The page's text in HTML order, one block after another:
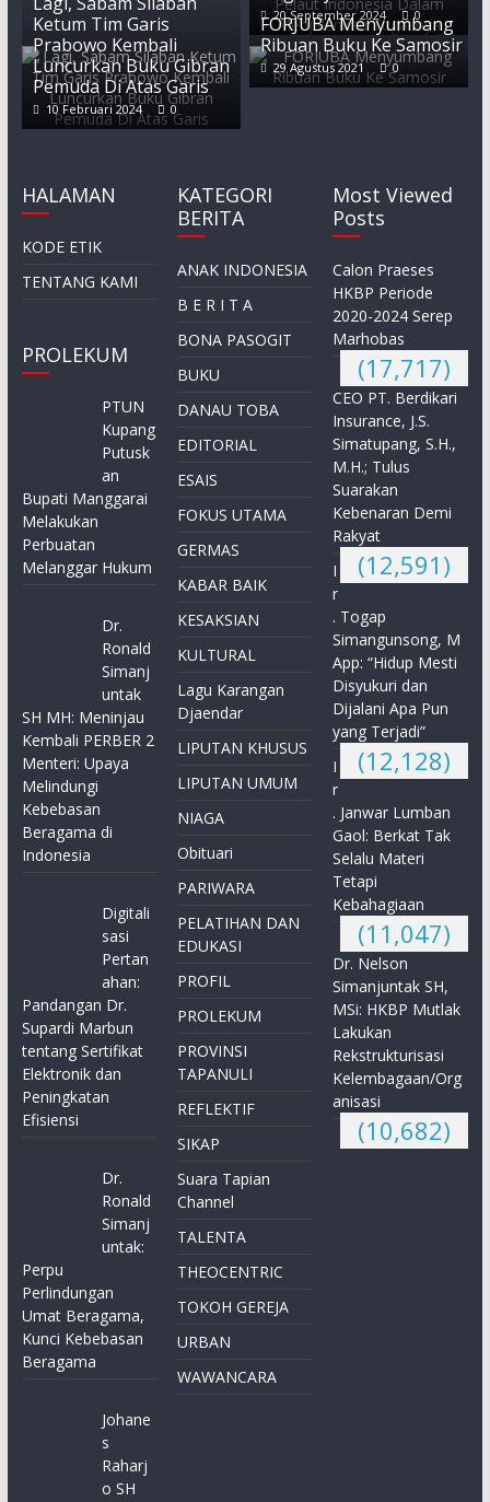
20 September 2024 0
Ketum Tim Garis
Prabowo Kembali
Luncurkan Buku Gibran
Pemuda Di Atas Garis
10 Februari 2024 0
FORJUBA Menyumbang
Ribuan Buku Ke Samosir
29 Agustus 2021 0
HALAMAN
KODE ETIK
TENTANG KAMI
PROLEKUM
PTUN
Kupang
Putusk
an
Bupati Manggarai
Melakukan
Perbuatan
Melanggar Hukum
Dr.
Ronald
Simanj
untak
SH MH: Meninjau
Kembali PERBER 2
Menteri: Upaya
Melindungi
Kebebasan
Beragama di
Indonesia
Digitali
sasi
Pertan
ahan:
Pandangan Dr.
Supardi Marbun
tentang Sertifikat
Elektronik dan
Peningkatan
Efisiensi
Dr.
Ronald
Simanj
untak:
Perpu
Perlindungan
Umat Beragama,
Kunci Kebebasan
Beragama
Johane
s
Raharj
o SH
KATEGORI
BERITA
ANAK INDONESIA
B E R I T A
BONA PASOGIT
BUKU
DANAU TOBA
EDITORIAL
ESAIS
FOKUS UTAMA
GERMAS
KABAR BAIK
KESAKSIAN
KULTURAL
Lagu Karangan
Djaendar
LIPUTAN KHUSUS
LIPUTAN UMUM
NIAGA
Obituari
PARIWARA
PELATIHAN DAN
EDUKASI
PROFIL
PROLEKUM
PROVINSI
TAPANULI
REFLEKTIF
SIKAP
Suara Tapian
Channel
TALENTA
THEOCENTRIC
TOKOH GEREJA
URBAN
WAWANCARA
Most Viewed
Posts
Calon Praeses
HKBP Periode
2020-2024 Serep
Marhobas
(17,717)
CEO PT. Berdikari
Insurance, J.S.
Simatupang, S.H.,
M.H.; Tulus
Suarakan
Kebenaran Demi
Rakyat
(12,591)
I
r
. Togap
Simangunsong, M
App: “Hidup Mesti
Disyukuri dan
Dijalani Apa Pun
yang Terjadi”
(12,128)
I
r
. Janwar Lumban
Gaol: Berkat Tak
Selalu Materi
Tetapi
Kebahagiaan
(11,047)
Dr. Nelson
Simanjuntak SH,
MSi: HKBP Mutlak
Lakukan
Rekstrukturisasi
Kelembagaan/Org
anisasi
(10,682)